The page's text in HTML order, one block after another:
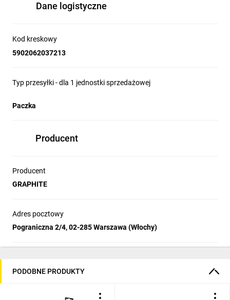
Dane logistyczne
Kod kreskowy
5902062037213
Typ przesyłki - dla 1 jednostki sprzedażowej
Paczka
Producent
Producent
GRAPHITE
Adres pocztowy
Pograniczna 2/4, 02-285 Warszawa (Włochy)
PODOBNE PRODUKTY